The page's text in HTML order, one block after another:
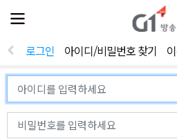
전
체
뉴
열
로그인 아이디/비밀번호 찾기